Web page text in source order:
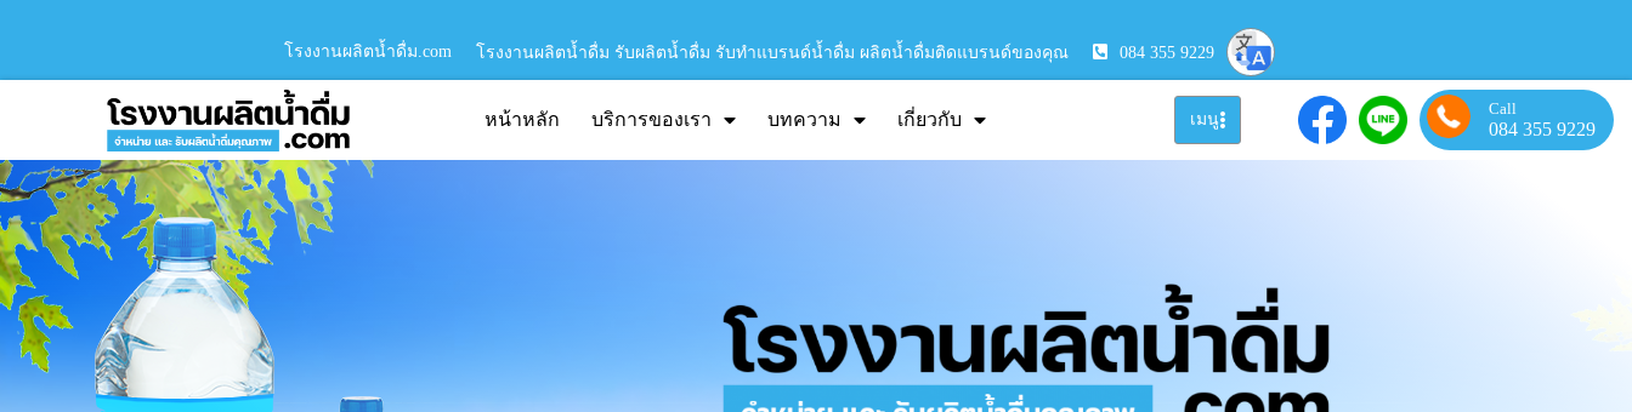
โรงงานผลิตน้ำดื่ม.com โรงงานผลิตน้ำดื่ม รับผลิตน้ำดื่ม รับทำแบรนด์น้ำดื่ม ผลิตน้ำดื่มติดแบรนด์ของคุณ 084 355 9229
หน้าหลัก บริการของเรา บทความ เกี่ยวกับ เมนู
Call
084 355 9229